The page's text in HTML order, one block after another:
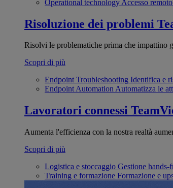
Operational technology Accesso
Risoluzione dei problemi
Risolvi le problematiche prima che impattino
Scopri di più
Endpoint Troubleshooting Identifica e
Endpoint AutomationAutomatizza le
Lavoratori connessi
Aumenta l'efficienza con la nostra realtà
Scopri di più
Logistica e stoccaggio Gestione hands-
Training e formazione Formazione e